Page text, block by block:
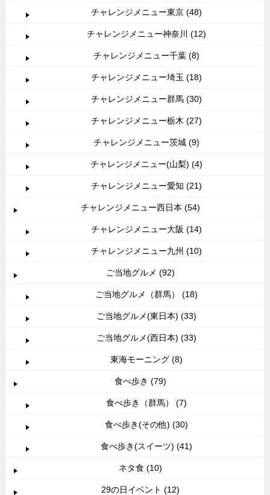
チャレンジメニュー東京 (48)
チャレンジメニュー神奈川 (12)
チャレンジメニュー千葉 (8)
チャレンジメニュー埼玉 (18)
チャレンジメニュー群馬 (30)
チャレンジメニュー栃木 (27)
チャレンジメニュー茨城 (9)
チャレンジメニュー(山梨) (4)
チャレンジメニュー愛知 (21)
チャレンジメニュー西日本 (54)
チャレンジメニュー大阪 (14)
チャレンジメニュー九州 (10)
ご当地グルメ (92)
ご当地グルメ（群馬） (18)
ご当地グルメ(東日本) (33)
ご当地グルメ(西日本) (33)
東海モーニング (8)
食べ歩き (79)
食べ歩き（群馬） (7)
食べ歩き(その他) (30)
食べ歩き(スイーツ) (41)
ネタ食 (10)
29の日イベント (12)